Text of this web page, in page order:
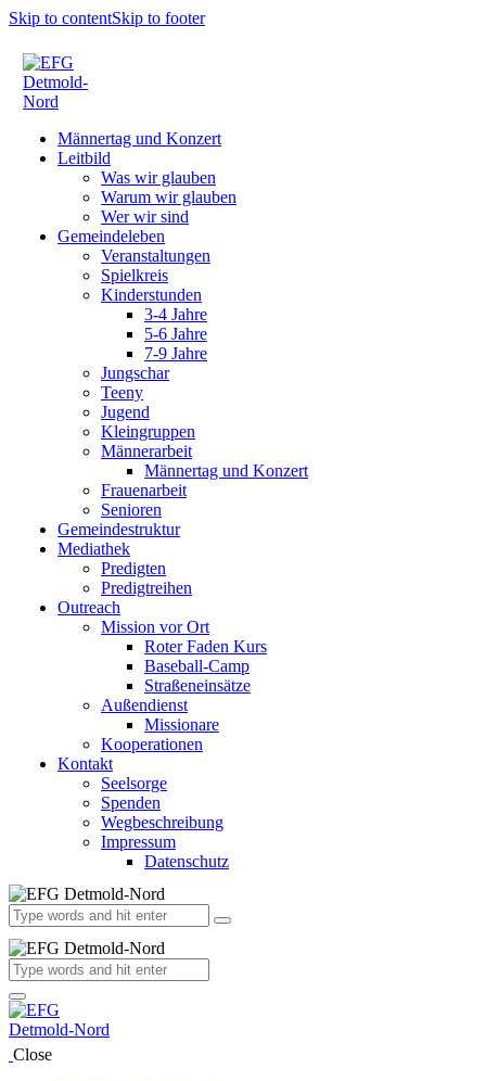
Skip to contentSkip to footer
Männertag und Konzert
Leitbild
Was wir glauben
Warum wir glauben
Wer wir sind
Gemeindeleben
Veranstaltungen
Spielkreis
Kinderstunden
3-4 Jahre
5-6 Jahre
7-9 Jahre
Jungschar
Teeny
Jugend
Kleingruppen
Männerarbeit
Männertag und Konzert
Frauenarbeit
Senioren
Gemeindestruktur
Mediathek
Predigten
Predigtreihen
Outreach
Mission vor Ort
Roter Faden Kurs
Baseball-Camp
Straßeneinsätze
Außendienst
Missionare
Kooperationen
Kontakt
Seelsorge
Spenden
Wegbeschreibung
Impressum
Datenschutz
Close